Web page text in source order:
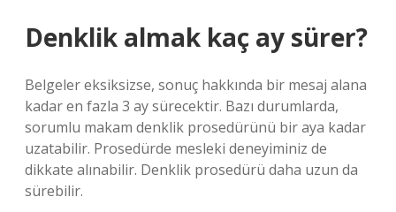
Denklik almak kaç ay sürer?
Belgeler eksiksizse, sonuç hakkında bir mesaj alana
kadar en fazla 3 ay sürecektir. Bazı durumlarda,
sorumlu makam denklik prosedürünü bir aya kadar
uzatabilir. Prosedürde mesleki deneyiminiz de
dikkate alınabilir. Denklik prosedürü daha uzun da
sürebilir.